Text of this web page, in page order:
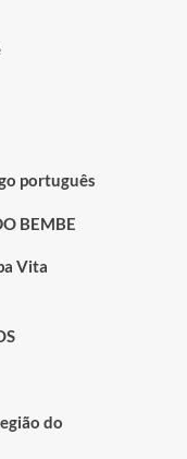
português
BEMBE
Vita
do